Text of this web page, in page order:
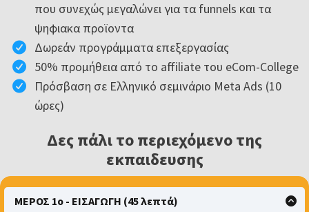
που συνεχώς μεγαλώνει για τα funnels και τα
ψηφιακα προϊοντα
Δωρεάν προγράμματα επεξεργασίας
50% προμήθεια από το affiliate του eCom-College
Πρόσβαση σε Ελληνικό σεμινάριο Meta Ads (10
ώρες)
Δες πάλι το περιεχόμενο της
εκπαιδευσης
ΜΕΡΟΣ 1ο - ΕΙΣΑΓΩΓΗ (45 λεπτά)